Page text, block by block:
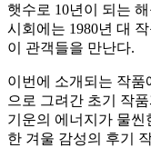
햇수로 10년이 되는
시회에는 1980년 대
이 관객들을 만난다.
이번에 소개되는 작품
으로 그려간 초기 작
기운의 에너지가 물씬
한 겨울 감성의 후기